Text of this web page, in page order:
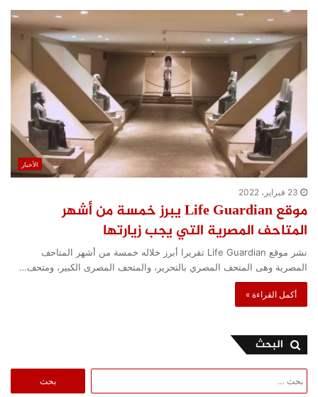
الأخبار
23 فبراير، 2022
موقع Life Guardian يبرز خمسة من أشهر
المتاحف المصرية التي يجب زيارتها
نشر موقع Life Guardian تقريرا أبرز خلاله خمسة من أشهر المتاحف
المصرية وهى المتحف المصري بالتحرير، والمتحف المصرى الكبير، ومتحف…
أكمل القراءة »
البحث
عن: